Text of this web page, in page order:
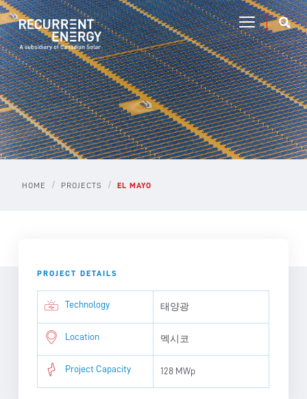
HOME / PROJECTS / EL MAYO
PROJECT DETAILS
Technology 태양광
Location 멕시코
Project Capacity 128 MWp